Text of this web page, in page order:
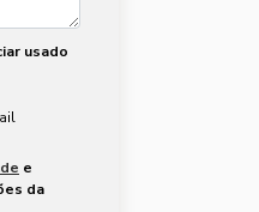
usado
e
da